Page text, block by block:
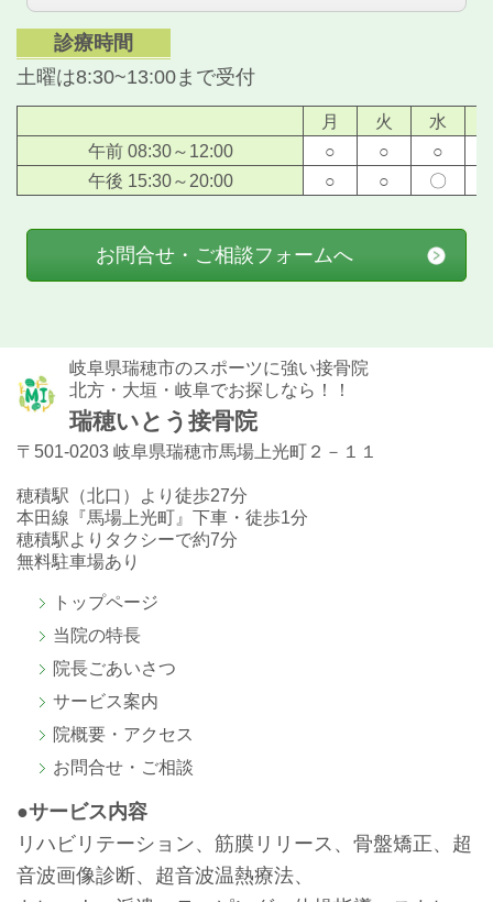
診療時間
土曜は8:30~13:00まで受付
月 火 水
午前 08:30～12:00
○ ○ ○
午後 15:30～20:00
○ ○ 〇
お問合せ・ご相談フォームへ
岐阜県瑞穂市のスポーツに強い接骨院
北方・大垣・岐阜でお探しなら！！
瑞穂いとう接骨院
〒501-0203 岐阜県瑞穂市馬場上光町２－１１
穂積駅（北口）より徒歩27分
本田線『馬場上光町』下車・徒歩1分
穂積駅よりタクシーで約7分
無料駐車場あり
トップページ
当院の特長
院長ごあいさつ
サービス案内
院概要・アクセス
お問合せ・ご相談
●サービス内容
リハビリテーション、筋膜リリース、骨盤矯正、超
音波画像診断、超音波温熱療法、